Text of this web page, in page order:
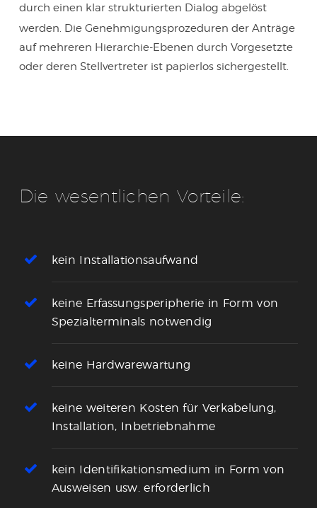
durch einen klar strukturierten Dialog abgelöst
werden. Die Genehmigungsprozeduren der Anträge
auf mehreren Hierarchie-Ebenen durch Vorgesetzte
oder deren Stellvertreter ist papierlos sichergestellt.
Die wesentlichen Vorteile:
kein Installationsaufwand
keine Erfassungsperipherie in Form von
Spezialterminals notwendig
keine Hardwarewartung
keine weiteren Kosten für Verkabelung,
Installation, Inbetriebnahme
kein Identifikationsmedium in Form von
Ausweisen usw. erforderlich